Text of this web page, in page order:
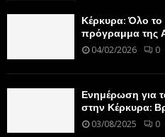
Κέρκυρα: Όλο το
πρόγραμμα της
04/02/2026 0
Ενημέρωση για
στην Κέρκυρα:
03/08/2025 0